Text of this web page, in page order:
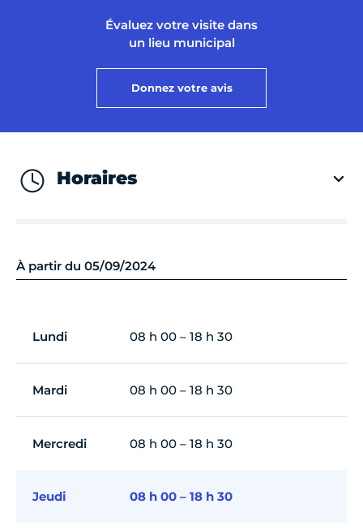
Évaluez votre visite dans
un lieu municipal
Donnez votre avis
Horaires
À partir du 05/09/2024
Lundi 08 h 00 – 18 h 30
Mardi 08 h 00 – 18 h 30
Mercredi 08 h 00 – 18 h 30
Jeudi 08 h 00 – 18 h 30